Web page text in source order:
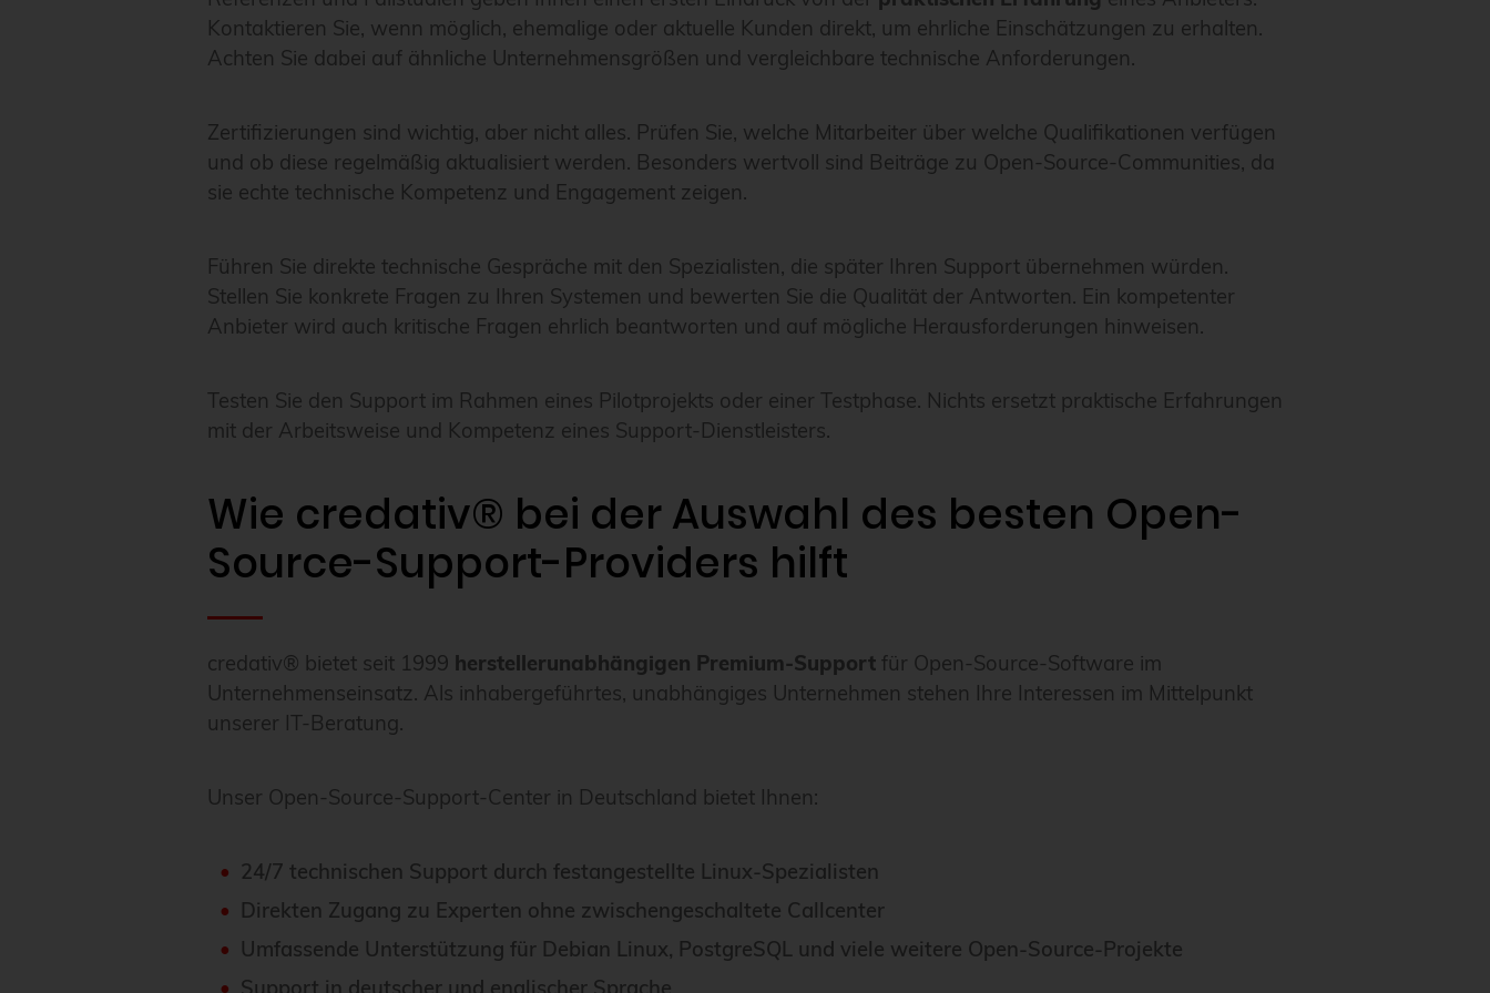
Kontaktieren Sie, wenn möglich, ehemalige oder aktuelle Kunden direkt, um ehrliche Einschätzungen zu erhalten.
Achten Sie dabei auf ähnliche Unternehmensgrößen und vergleichbare technische Anforderungen.
Zertifizierungen sind wichtig, aber nicht alles. Prüfen Sie, welche Mitarbeiter über welche Qualifikationen verfügen
und ob diese regelmäßig aktualisiert werden. Besonders wertvoll sind Beiträge zu Open-Source-Communities, da
sie echte technische Kompetenz und Engagement zeigen.
Führen Sie direkte technische Gespräche mit den Spezialisten, die später Ihren Support übernehmen würden.
Stellen Sie konkrete Fragen zu Ihren Systemen und bewerten Sie die Qualität der Antworten. Ein kompetenter
Anbieter wird auch kritische Fragen ehrlich beantworten und auf mögliche Herausforderungen hinweisen.
Testen Sie den Support im Rahmen eines Pilotprojekts oder einer Testphase. Nichts ersetzt praktische Erfahrungen
mit der Arbeitsweise und Kompetenz eines Support-Dienstleisters.
Wie credativ® bei der Auswahl des besten Open-
Source-Support-Providers hilft
credativ® bietet seit 1999 herstellerunabhängigen Premium-Supportfür Open-Source-Software im
Unternehmenseinsatz. Als inhabergeführtes, unabhängiges Unternehmen stehen Ihre Interessen im Mittelpunkt
unserer IT-Beratung.
Unser Open-Source-Support-Center in Deutschland bietet Ihnen:
24/7 technischen Support durch festangestellte Linux-Spezialisten
Direkten Zugang zu Experten ohne zwischengeschaltete Callcenter
Umfassende Unterstützung für Debian Linux, PostgreSQL und viele weitere Open-Source-Projekte
Support in deutscher und englischer Sprache